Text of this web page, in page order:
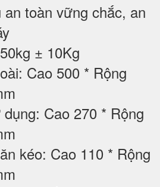
an toàn vững chắc, an
± 10Kg
Cao 500 * Rộng
Cao 270 * Rộng
kéo: Cao 110 * Rộng